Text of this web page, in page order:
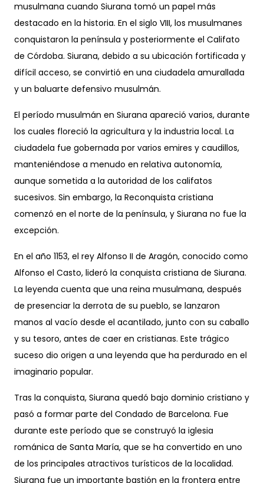
musulmana cuando Siurana tomó un papel más
destacado en la historia. En el siglo VIII, los musulmanes
conquistaron la península y posteriormente el Califato
de Córdoba. Siurana, debido a su ubicación fortificada y
difícil acceso, se convirtió en una ciudadela amurallada
y un baluarte defensivo musulmán.
El período musulmán en Siurana apareció varios, durante
los cuales floreció la agricultura y la industria local. La
ciudadela fue gobernada por varios emires y caudillos,
manteniéndose a menudo en relativa autonomía,
aunque sometida a la autoridad de los califatos
sucesivos. Sin embargo, la Reconquista cristiana
comenzó en el norte de la península, y Siurana no fue la
excepción.
En el año 1153, el rey Alfonso II de Aragón, conocido como
Alfonso el Casto, lideró la conquista cristiana de Siurana.
La leyenda cuenta que una reina musulmana, después
de presenciar la derrota de su pueblo, se lanzaron
manos al vacío desde el acantilado, junto con su caballo
y su tesoro, antes de caer en cristianas. Este trágico
suceso dio origen a una leyenda que ha perdurado en el
imaginario popular.
Tras la conquista, Siurana quedó bajo dominio cristiano y
pasó a formar parte del Condado de Barcelona. Fue
durante este período que se construyó la iglesia
románica de Santa María, que se ha convertido en uno
de los principales atractivos turísticos de la localidad.
Siurana fue un importante bastión en la frontera entre